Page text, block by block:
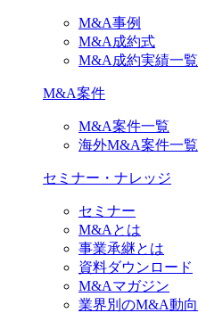
M&A事例
M&A成約式
M&A成約実績一覧
M&A案件
M&A案件一覧
海外M&A案件一覧
セミナー・ナレッジ
セミナー
M&Aとは
事業承継とは
資料ダウンロード
M&Aマガジン
業界別のM&A動向